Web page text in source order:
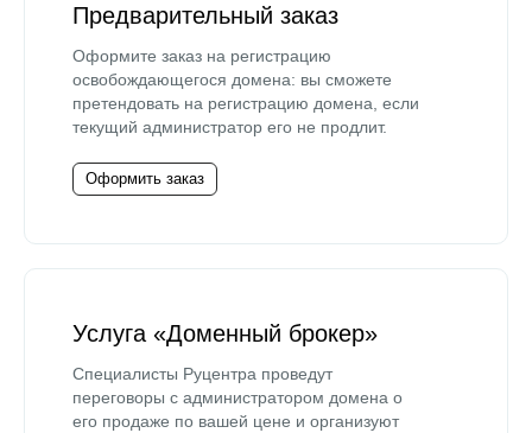
Предварительный заказ
Оформите заказ на регистрацию
освобождающегося домена: вы сможете
претендовать на регистрацию домена, если
текущий администратор его не продлит.
Оформить заказ
Услуга «Доменный брокер»
Специалисты Руцентра проведут
переговоры с администратором домена о
его продаже по вашей цене и организуют